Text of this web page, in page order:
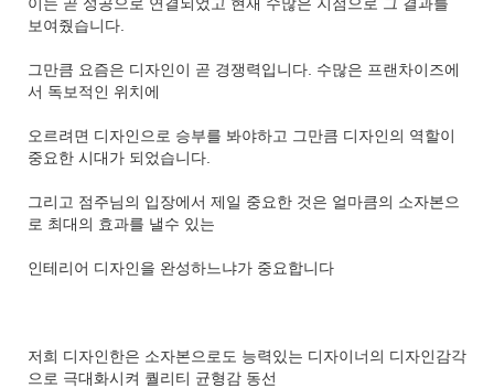
보여줬습니다.
그만큼 요즘은 디자인이 곧 경쟁력입니다. 수많은 프랜차이즈에
서 독보적인 위치에
오르려면 디자인으로 승부를 봐야하고 그만큼 디자인의 역할이
중요한 시대가 되었습니다.
그리고 점주님의 입장에서 제일 중요한 것은 얼마큼의 소자본으
로 최대의 효과를 낼수 있는
인테리어 디자인을 완성하느냐가 중요합니다
저희 디자인한은 소자본으로도 능력있는 디자이너의 디자인감각
으로 극대화시켜 퀄리티 균형감 동선